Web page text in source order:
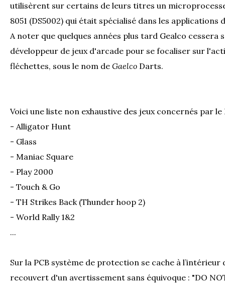
utilisèrent sur certains de leurs titres un
8051 (DS5002) qui était spécialisé dans les applications
A noter que quelques années plus tard Gealco cessera
développeur de jeux d'arcade pour se focaliser sur
fléchettes, sous le nom de Gaelco Darts.
Voici une liste non exhaustive des jeux concernés par le
- Alligator Hunt
- Glass
- Maniac Square
- Play 2000
- Touch & Go
- TH Strikes Back (Thunder hoop 2)
- World Rally 1&2
...
Sur la PCB système de protection se cache à
recouvert d'un avertissement sans équivoque : "DO